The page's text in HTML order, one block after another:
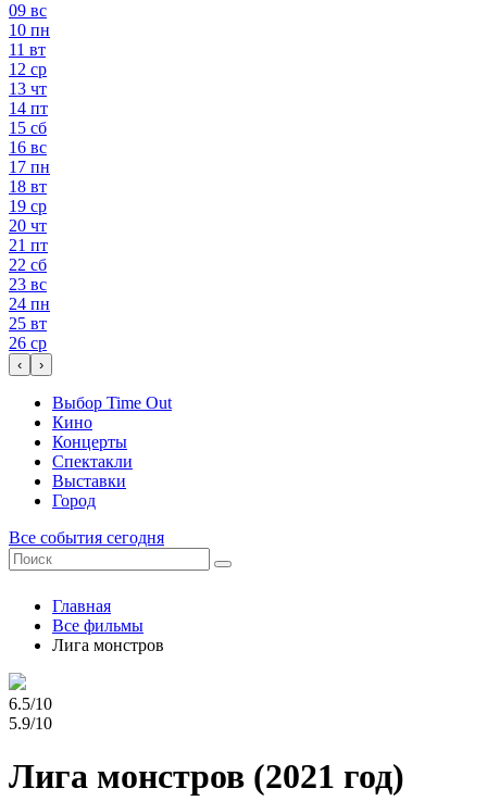
09 вс
10 пн
11 вт
12 ср
13 чт
14 пт
15 сб
16 вс
17 пн
18 вт
19 ср
20 чт
21 пт
22 сб
23 вс
24 пн
25 вт
26 ср
‹ ›
Выбор Time Out
Кино
Концерты
Спектакли
Выставки
Город
Все события сегодня
Главная
Все фильмы
Лига монстров
6.5/10
5.9/10
Лига монстров (2021 год)